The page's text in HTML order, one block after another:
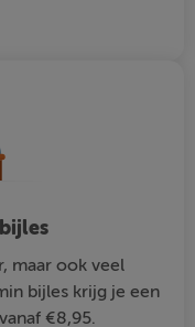
maar ook veel
bijles krijg je een
€8,95.